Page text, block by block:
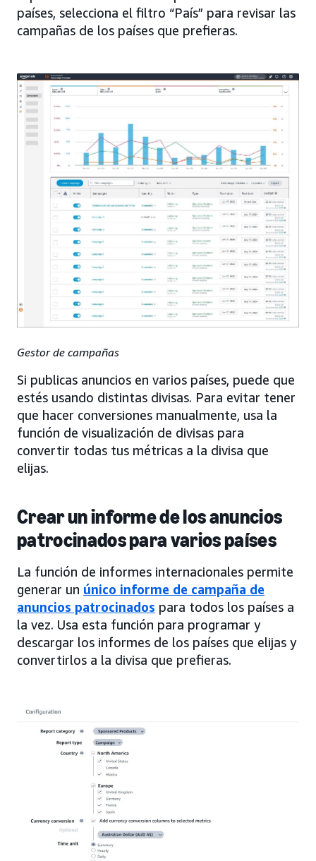
países, selecciona el filtro “País” para revisar las
campañas de los países que prefieras.
Gestor de campañas
Si publicas anuncios en varios países, puede que
estés usando distintas divisas. Para evitar tener
que hacer conversiones manualmente, usa la
función de visualización de divisas para
convertir todas tus métricas a la divisa que
elijas.
Crear un informe de los anuncios
patrocinados para varios países
La función de informes internacionales permite
generar un único informe de campaña de
anuncios patrocinados para todos los países a
la vez. Usa esta función para programar y
descargar los informes de los países que elijas y
convertirlos a la divisa que prefieras.